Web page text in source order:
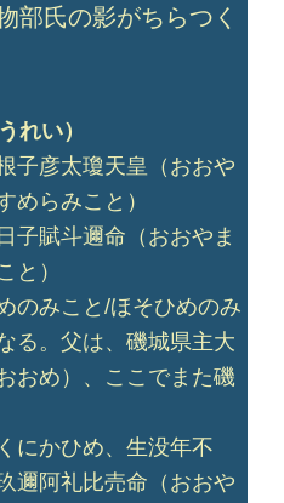
部氏の影がちらつく
れい）
子彦太瓊天皇（おおや
めらみこと）
子賦斗邇命（おおやま
と）
のみこと/ほそひめのみ
る。父は、磯城県主大
おめ）、ここでまた磯
にかひめ、生没年不
邇阿礼比売命（おおや